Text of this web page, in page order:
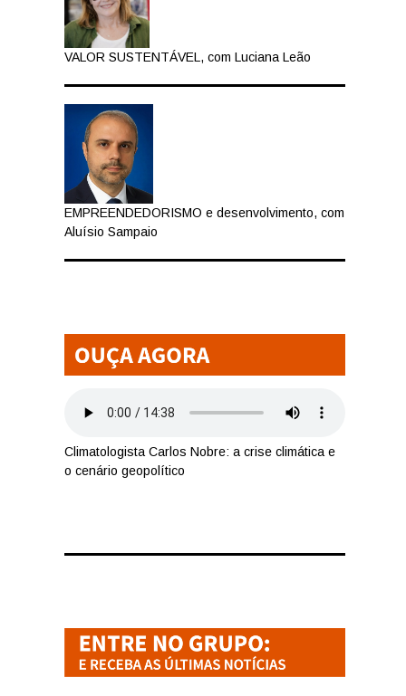
VALOR SUSTENTÁVEL, com Luciana Leão
EMPREENDEDORISMO e desenvolvimento, com
Aluísio Sampaio
Climatologista Carlos Nobre: a crise climática e
o cenário geopolítico